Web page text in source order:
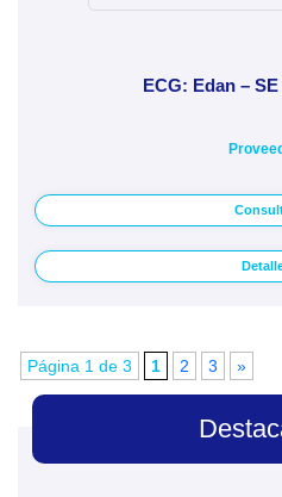
ECG: Edan –
Página 1 de 3 1 2 3 »